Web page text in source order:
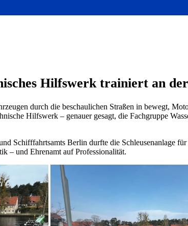
Hilfswerk trainiert an
durch die beschaulichen Straßen in bewegt,
Hilfswerk – genauer gesagt, die Fachgruppe
Schifffahrtsamts Berlin durfte die Schleusenanlage
– und Ehrenamt auf Professionalität.